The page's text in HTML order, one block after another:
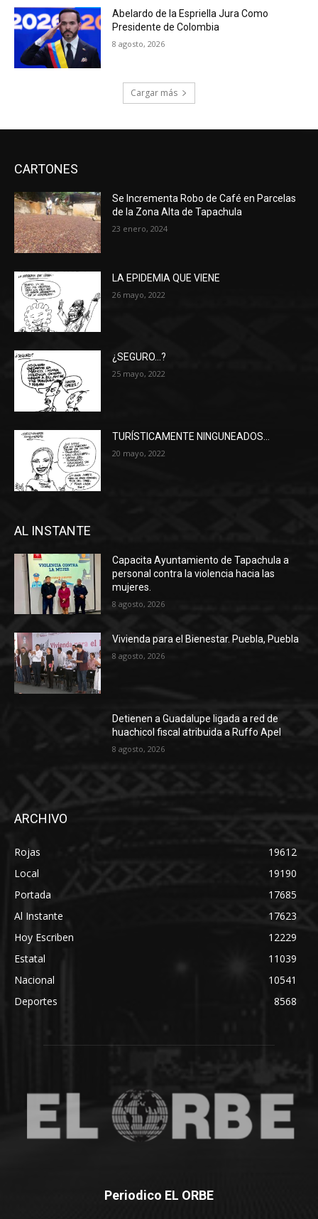
Abelardo de la Espriella Jura Como
Presidente de Colombia
8 agosto, 2026
Cargar más
CARTONES
Se Incrementa Robo de Café en Parcelas
de la Zona Alta de Tapachula
23 enero, 2024
LA EPIDEMIA QUE VIENE
26 mayo, 2022
¿SEGURO…?
25 mayo, 2022
TURÍSTICAMENTE NINGUNEADOS…
20 mayo, 2022
AL INSTANTE
Capacita Ayuntamiento de Tapachula a
personal contra la violencia hacia las
mujeres.
8 agosto, 2026
Vivienda para el Bienestar. Puebla, Puebla
8 agosto, 2026
Detienen a Guadalupe ligada a red de
huachicol fiscal atribuida a Ruffo Apel
8 agosto, 2026
ARCHIVO
Rojas
19612
Local
19190
Portada
17685
Al Instante
17623
Hoy Escriben
12229
Estatal
11039
Nacional
10541
Deportes
8568
Periodico EL ORBE